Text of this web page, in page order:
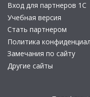
Вход для партнеров 1С
Учебная версия
Стать партнером
Политика
Замечания по сайту
Другие сайты